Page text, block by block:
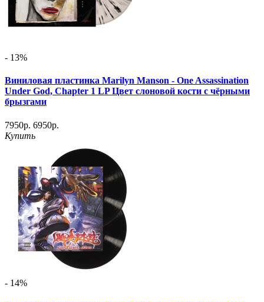
- 13%
Виниловая пластинка Marilyn Manson - One Assassination
Under God, Chapter 1 LP Цвет слоновой кости с чёрными
брызгами
7950р. 6950р.
Купить
- 14%